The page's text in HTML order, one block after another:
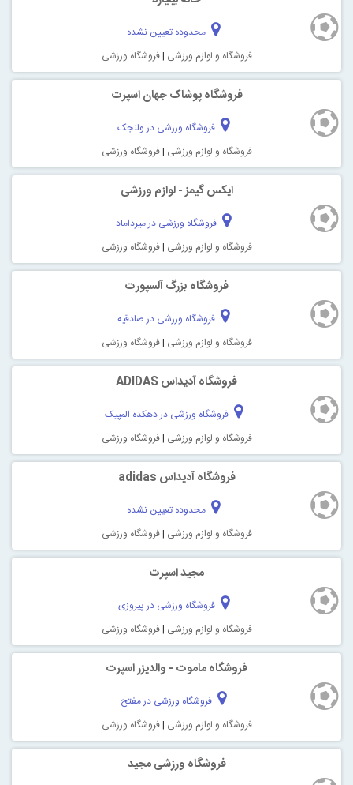
محدوده تعیین نشده
فروشگاه و لوازم ورزشی |فروشگاه ورزشی
فروشگاه پوشاک جهان اسپرت
فروشگاه ورزشی در ولنجک
فروشگاه و لوازم ورزشی |فروشگاه ورزشی
ایکس گیمز - لوازم ورزشی
فروشگاه ورزشی در میرداماد
فروشگاه و لوازم ورزشی |فروشگاه ورزشی
فروشگاه بزرگ آلسپورت
فروشگاه ورزشی در صادقیه
فروشگاه و لوازم ورزشی |فروشگاه ورزشی
فروشگاه آدیداس ADIDAS
فروشگاه ورزشی در دهکده المپیک
فروشگاه و لوازم ورزشی |فروشگاه ورزشی
فروشگاه آدیداس adidas
محدوده تعیین نشده
فروشگاه و لوازم ورزشی |فروشگاه ورزشی
مجید اسپرت
فروشگاه ورزشی در پیروزی
فروشگاه و لوازم ورزشی |فروشگاه ورزشی
فروشگاه ماموت - والدیزر اسپرت
فروشگاه ورزشی در مفتح
فروشگاه و لوازم ورزشی |فروشگاه ورزشی
فروشگاه ورزشی مجید